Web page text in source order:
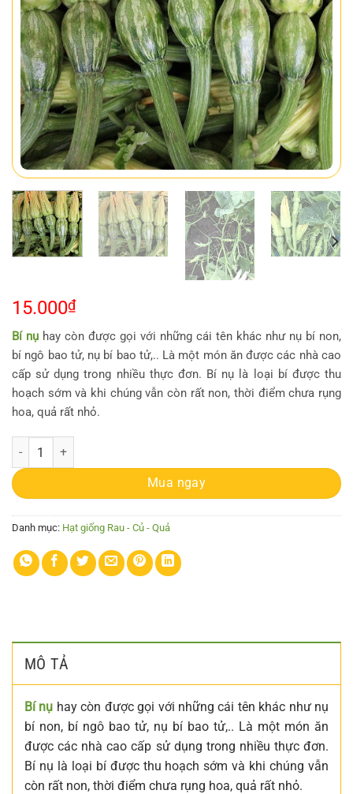
15.000₫
Bí nụ hay còn được gọi với những cái tên khác như nụ bí non,
bí ngô bao tử, nụ bí bao tử,.. Là một món ăn được các nhà cao
cấp sử dụng trong nhiều thực đơn. Bí nụ là loại bí được thu
hoạch sớm và khi chúng vẫn còn rất non, thời điểm chưa rụng
hoa, quả rất nhỏ.
Gói 1g hạt giống Bí Siêu Nụ số lượng
Mua ngay
Danh mục: Hạt giống Rau - Củ - Quả
MÔ TẢ
Bí nụ hay còn được gọi với những cái tên khác như nụ
bí non, bí ngô bao tử, nụ bí bao tử,.. Là một món ăn
được các nhà cao cấp sử dụng trong nhiều thực đơn.
Bí nụ là loại bí được thu hoạch sớm và khi chúng vẫn
còn rất non, thời điểm chưa rụng hoa, quả rất nhỏ.